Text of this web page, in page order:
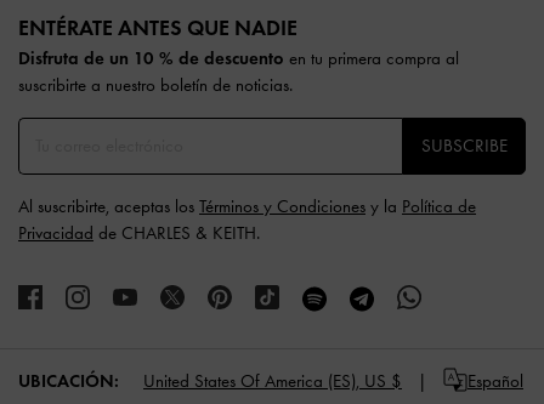
ENTÉRATE ANTES QUE NADIE​​
Disfruta de un 10 % de descuento en tu primera compra al
suscribirte a nuestro boletín de noticias.
SUBSCRIBE
Al suscribirte, aceptas los Términos y Condiciones y la Política de
Privacidad de CHARLES & KEITH.
UBICACIÓN: United States Of America (ES), US $ Español